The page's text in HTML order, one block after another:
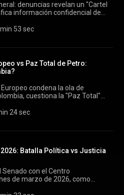
denuncias revelan un "Cartel
información confidencial de
vía USB. El Modelo Único de
53 sec
vs Paz Total de Petro:
condena la ola de
cuestiona la "Paz Total"
del Golfo. Analizamos el impacto
24 sec
Batalla Política vs Justicia
con el Centro
de marzo de 2026, como